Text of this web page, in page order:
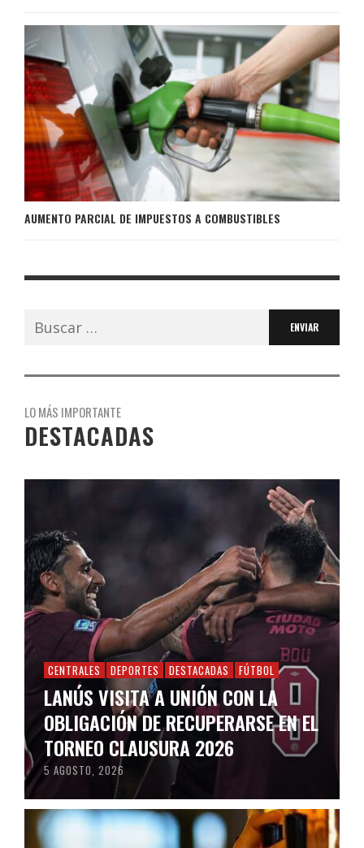
AUMENTO PARCIAL DE IMPUESTOS A COMBUSTIBLES
Buscar:
LO MÁS IMPORTANTE
DESTACADAS
CENTRALES DEPORTES DESTACADAS FÚTBOL
LANÚS VISITA A UNIÓN CON LA
OBLIGACIÓN DE RECUPERARSE EN EL
TORNEO CLAUSURA 2026
5 AGOSTO, 2026